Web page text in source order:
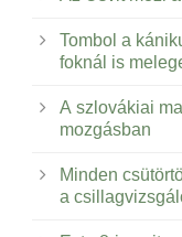
Tombol a
foknál is
A szlovákiai
mozgásban
Minden
a